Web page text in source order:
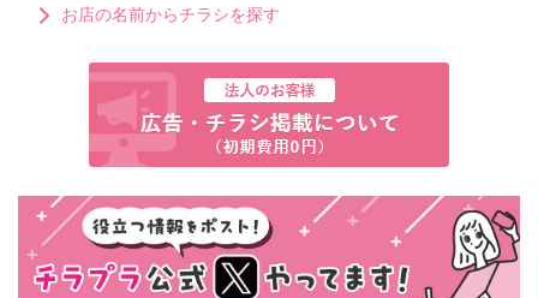
お店の名前からチラシを探す